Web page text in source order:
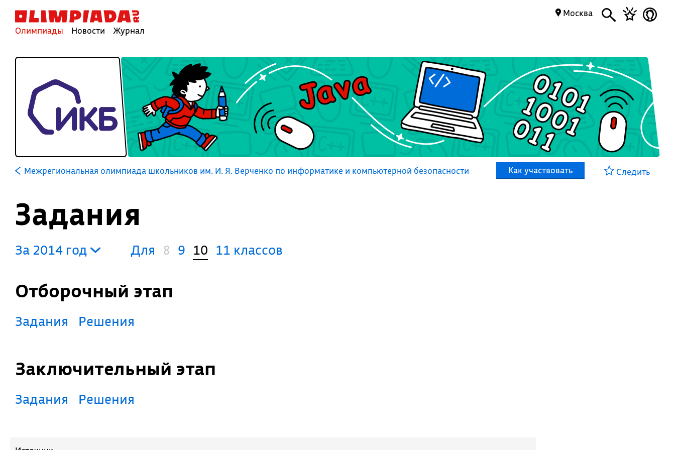
Олимпиады Новости Журнал
Москва
Межрегиональная олимпиада школьников им. И. Я. Верченко по информатике и компьютерной безопасности Как участвовать Следить
Задания
За 2014 год Для 8 9 10 11 классов
Отборочный этап
Задания Решения
Заключительный этап
Задания Решения